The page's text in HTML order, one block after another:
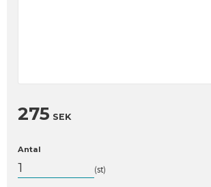
275 SEK
Antal
st